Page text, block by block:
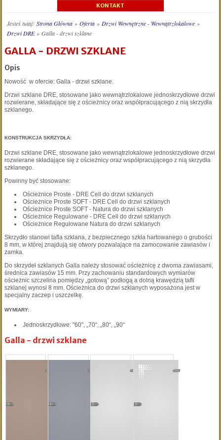
KONTAKT
Jesteś tutaj:Strona Główna »Oferta » Drzwi Wewnętrzne - Wewnątrzlokalowe »
Drzwi DRE »Galla - drzwi szklane
GALLA - DRZWI SZKLANE
Opis
Nowość w ofercie: Galla - drzwi szklane.
Drzwi szklane DRE, stosowane jako wewnątrzlokalowe jednoskrzydłowe drzwi
rozwierane, składające się z ościeżnicy oraz współpracującego z nią skrzydła
szklanego.
KONSTRUKCJA SKRZYDŁA:
Drzwi szklane DRE, stosowane jako wewnątrzlokalowe jednoskrzydłowe drzwi
rozwierane składające się z ościeżnicy oraz współpracującego z nią skrzydła
szklanego.
Powinny być stosowane:
Ościeżnice Proste - DRE Cell do drzwi szklanych
Ościeżnice Proste SOFT - DRE Cell do drzwi szklanych
Ościeżnice Proste SOFT - Natura do drzwi szklanych
Ościeżnice Regulowane - DRE Cell do drzwi szklanych
Ościeżnice Regulowane Natura do drzwi szklanych
Skrzydło stanowi tafla szklana, z bezpiecznego szkła hartowanego o grubości
8 mm, w której znajdują się otwory pozwalające na zamocowanie zawiasów i
zamka.
Do skrzydeł szklanych Galla należy stosować ościeżnicę z dwoma zawiasami,
średnica zawiasów 15 mm. Przy zachowaniu standardowych wymiarów
ościeżnic szczelina pomiędzy „gotową” podłogą a dolną krawędzią tafli
szklanej wynosi 8 mm. Ościeżnica do drzwi szklanych wyposażona jest w
specjalny zaczep i uszczelkę.
WYMIARY:
Jednoskrzydłowe: "60", „70“, „80“, „90“
Galla - drzwi szklane